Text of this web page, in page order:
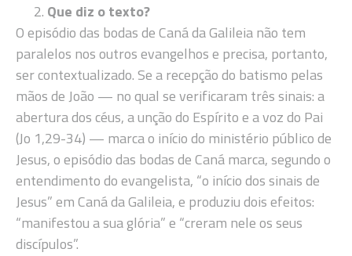
Que diz o texto?
O episódio das bodas de Caná da Galileia não tem
paralelos nos outros evangelhos e precisa, portanto,
ser contextualizado. Se a recepção do batismo pelas
mãos de João — no qual se verificaram três sinais: a
abertura dos céus, a unção do Espírito e a voz do Pai
(Jo 1,29-34) — marca o início do ministério público de
Jesus, o episódio das bodas de Caná marca, segundo o
entendimento do evangelista, “o início dos sinais de
Jesus” em Caná da Galileia, e produziu dois efeitos:
“manifestou a sua glória” e “creram nele os seus
discípulos”.